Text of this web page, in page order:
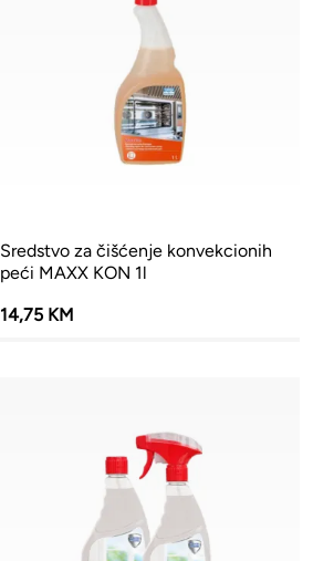
Sredstvo za čišćenje konvekcionih
peći MAXX KON 1l
14,75 KM